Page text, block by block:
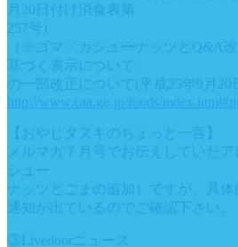
月20日付け消食表第
257号)
（※ゴマ・カシューナッツとQ&A
基づく表示について」
の一部改正について(平成25年9月
http://www.caa.go.jp/foods/
【おやじタヌキのちょっと一言】
メルマガ７月号でお伝えしていた
ナッツとごまの追加）ですが、具
通知が出ているのでご確認下さい。
③Livedoorニュース